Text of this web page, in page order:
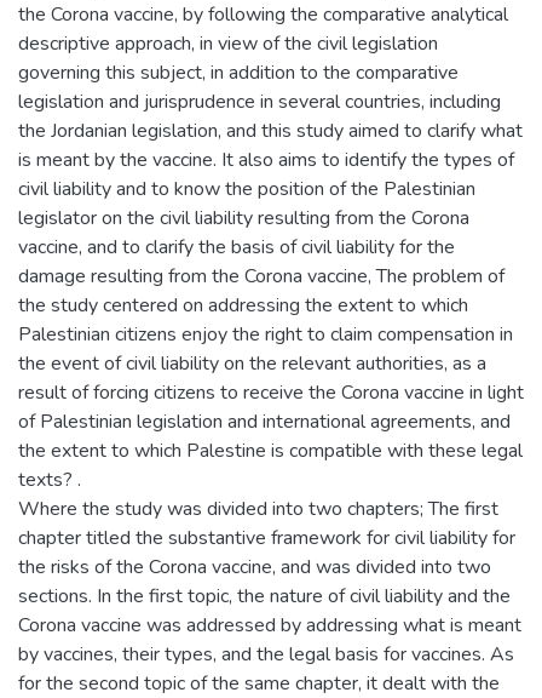
the Corona vaccine, by following the comparative analytical
descriptive approach, in view of the civil legislation
governing this subject, in addition to the comparative
legislation and jurisprudence in several countries, including
the Jordanian legislation, and this study aimed to clarify what
is meant by the vaccine. It also aims to identify the types of
civil liability and to know the position of the Palestinian
legislator on the civil liability resulting from the Corona
vaccine, and to clarify the basis of civil liability for the
damage resulting from the Corona vaccine, The problem of
the study centered on addressing the extent to which
Palestinian citizens enjoy the right to claim compensation in
the event of civil liability on the relevant authorities, as a
result of forcing citizens to receive the Corona vaccine in light
of Palestinian legislation and international agreements, and
the extent to which Palestine is compatible with these legal
texts? .
Where the study was divided into two chapters; The first
chapter titled the substantive framework for civil liability for
the risks of the Corona vaccine, and was divided into two
sections. In the first topic, the nature of civil liability and the
Corona vaccine was addressed by addressing what is meant
by vaccines, their types, and the legal basis for vaccines. As
for the second topic of the same chapter, it dealt with the